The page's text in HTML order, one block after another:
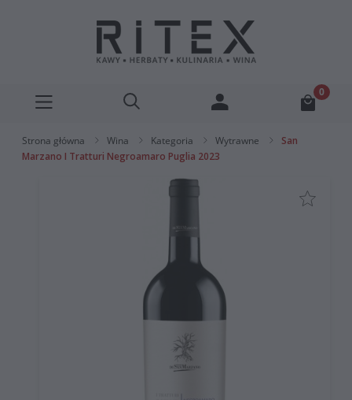
Strona główna Wina Kategoria Wytrawne
San
Marzano I Tratturi Negroamaro Puglia 2023